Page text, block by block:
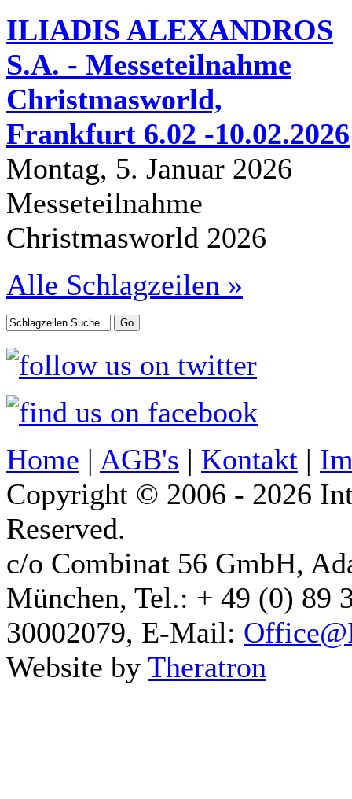
ILIADIS ALEXANDROS
S.A. - Messeteilnahme
Christmasworld,
Frankfurt 6.02 -10.02.2026
Montag, 5. Januar 2026
Messeteilnahme
Christmasworld 2026
Alle Schlagzeilen »
Home | AGB's | Kontakt |
Copyright © 2006 - 2026
Reserved.
c/o Combinat 56 GmbH,
München, Tel.: + 49 (0) 89
30002079, E-Mail:
Website by Theratron